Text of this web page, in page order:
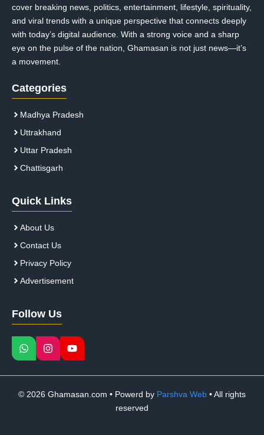
cover breaking news, politics, entertainment, lifestyle, spirituality,
and viral trends with a unique perspective that connects deeply
with today’s digital audience. With a strong voice and a sharp
eye on the pulse of the nation, Ghamasan is not just news—it’s
a movement.
Categories
Madhya Pradesh
Uttrakhand
Uttar Pradesh
Chattisgarh
Quick Links
About Us
Contact Us
Privacy Policy
Advertisement
Follow Us
© 2026 Ghamasan.com • Powerd by Parshva Web • All rights
reserved